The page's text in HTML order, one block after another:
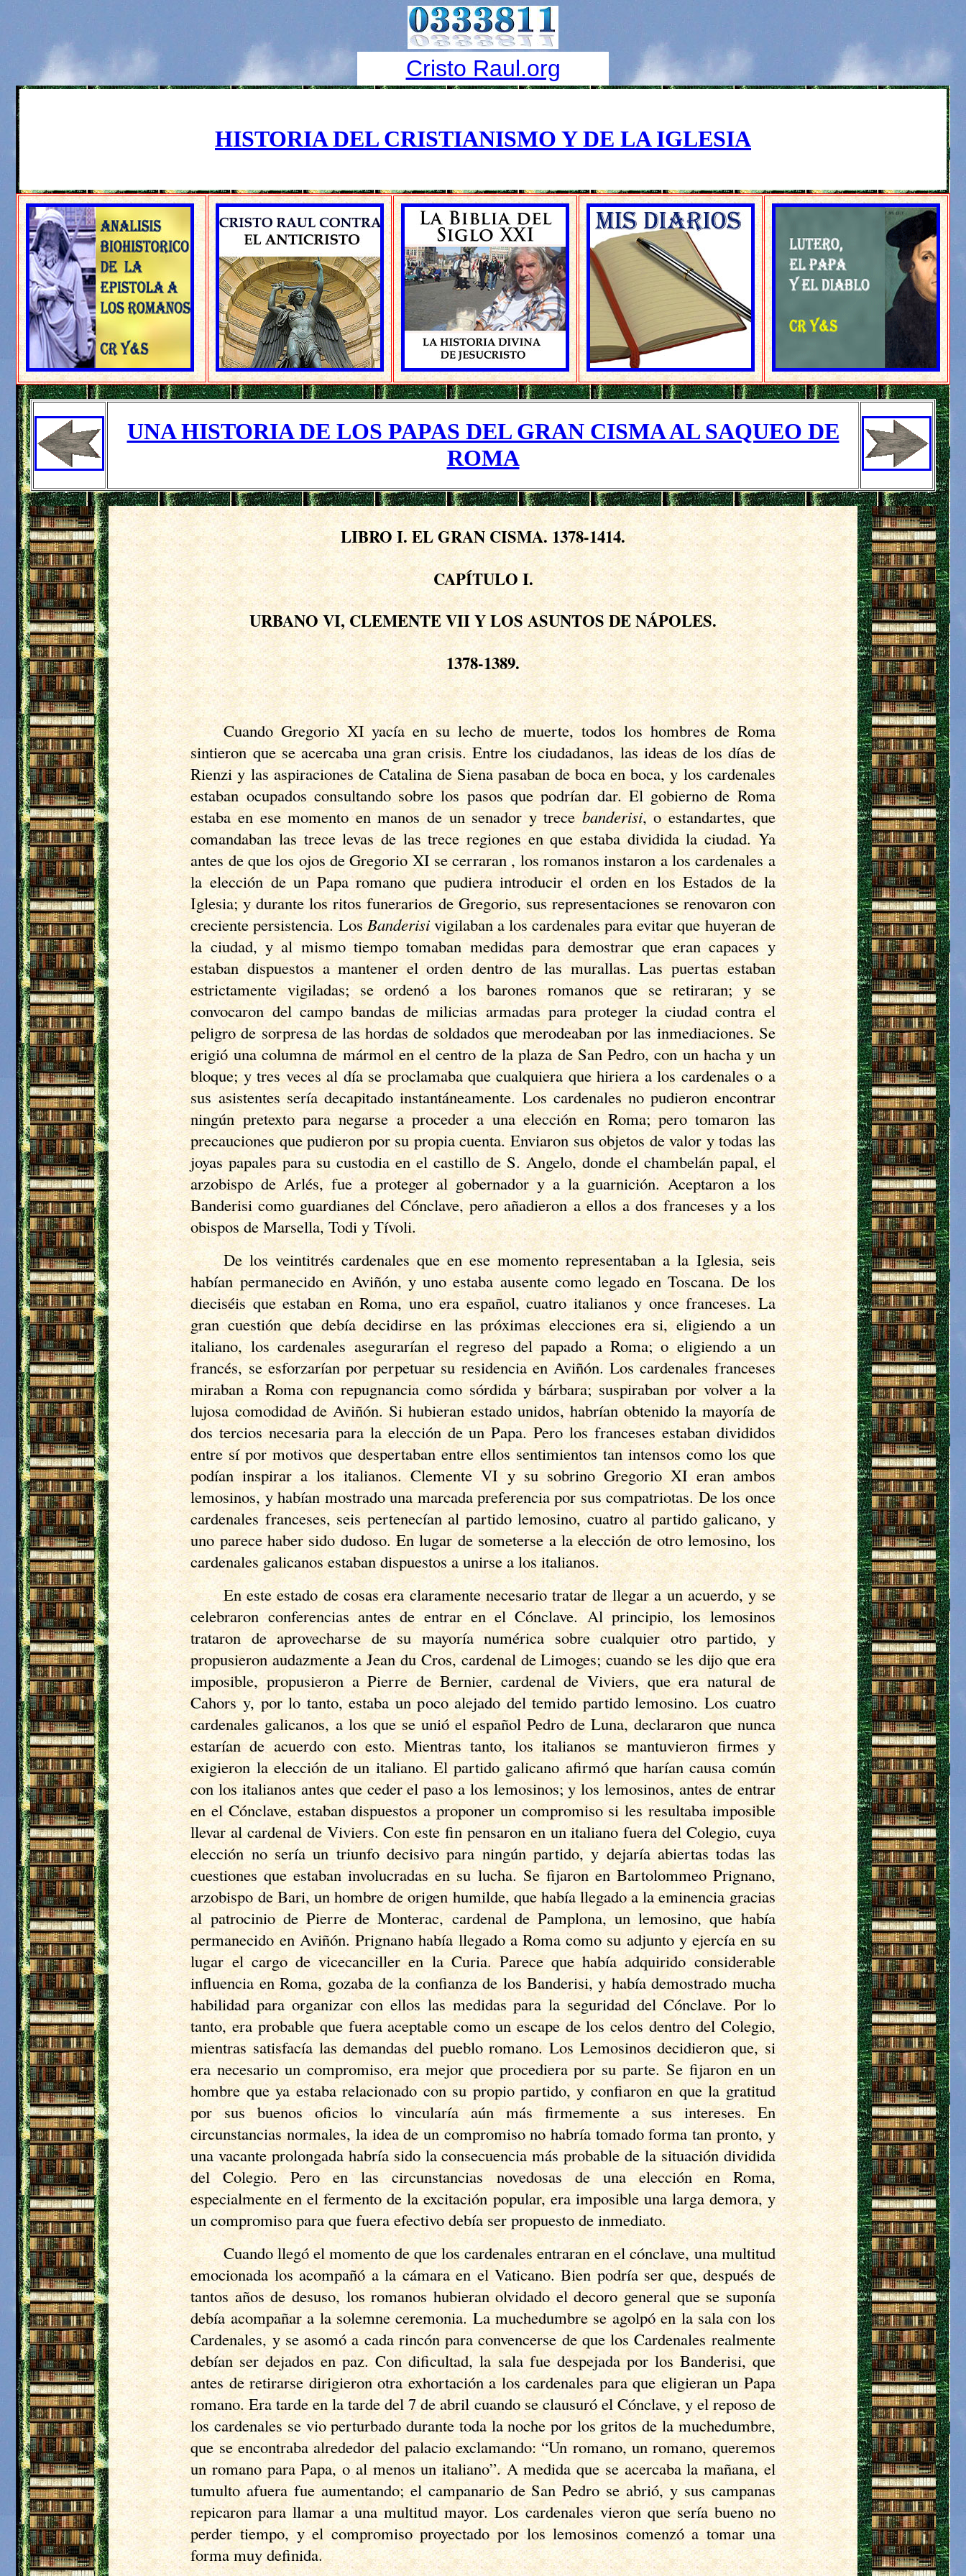
Cristo Raul.org
HISTORIA DEL CRISTIANISMO Y DE LA IGLESIA
UNA HISTORIA DE LOS PAPAS DEL GRAN CISMA AL SAQUEO DE
ROMA
LIBRO I.EL GRAN CISMA.1378-1414.
CAPÍTULO I.
URBANO VI, CLEMENTE VII Y LOS ASUNTOS DE NÁPOLES.
1378-1389.
Cuando Gregorio XI yacía en su lecho de muerte, todos los hombres de Roma
sintieron que se acercaba una gran crisis. Entre los ciudadanos, las ideas de los días de
Rienziy las aspiraciones de Catalina de Siena pasaban de boca en boca, y los cardenales
estaban ocupados consultando sobre los pasos que podrían dar. El gobierno de Roma
estaba en ese momento en manos de un senador y trecebanderisi, o estandartes, que
comandaban las trece levas de las trece regiones en que estaba dividida la ciudad. Ya
antes de que los ojos de Gregorio XI se cerraran , los romanos instaron a los cardenales a
la elección de un Papa romano que pudiera introducir el orden en los Estados de la
Iglesia; y durante los ritos funerarios de Gregorio, sus representaciones se renovaron con
creciente persistencia. LosBanderisivigilaban a los cardenales para evitar que huyeran de
la ciudad, y al mismo tiempo tomaban medidas para demostrar que eran capaces y
estaban dispuestos a mantener el orden dentro de las murallas. Las puertas estaban
estrictamente vigiladas; se ordenó a los barones romanos que se retiraran; y se
convocaron del campo bandas de milicias armadas para proteger la ciudad contra el
peligro de sorpresa de las hordas de soldados que merodeaban por las inmediaciones. Se
erigió una columna de mármol en el centro de la plaza de San Pedro, con un hacha y un
bloque; y tres veces al día se proclamaba que cualquiera que hiriera a los cardenales o a
sus asistentes sería decapitado instantáneamente. Los cardenales no pudieron encontrar
ningún pretexto para negarse a proceder a una elección en Roma; pero tomaron las
precauciones que pudieron por su propia cuenta. Enviaron sus objetos de valor y todas las
joyas papales para su custodia en el castillo de S. Angelo, donde el chambelán papal, el
arzobispo de Arlés, fue a proteger al gobernador y a la guarnición. Aceptaron a los
Banderisi como guardianes del Cónclave, pero añadieron a ellos a dos franceses y a los
obispos de Marsella, Todi y Tívoli.
De los veintitrés cardenales que en ese momento representaban a la Iglesia, seis
habían permanecido en Aviñón, y uno estaba ausente como legado en Toscana. De los
dieciséis que estaban en Roma, uno era español, cuatro italianos y once franceses. La
gran cuestión que debía decidirse en las próximas elecciones era si, eligiendo a un
italiano, los cardenales asegurarían el regreso del papado a Roma; o eligiendo a un
francés, se esforzarían por perpetuar su residencia en Aviñón. Los cardenales franceses
miraban a Roma con repugnancia como sórdida y bárbara; suspiraban por volver a la
lujosa comodidad de Aviñón. Si hubieran estado unidos, habrían obtenido la mayoría de
dos tercios necesaria para la elección de un Papa. Pero los franceses estaban divididos
entre sí por motivos que despertaban entre ellos sentimientos tan intensos como los que
podían inspirar a los italianos. Clemente VI y su sobrino Gregorio XI eran ambos
lemosinos, y habían mostrado una marcada preferencia por sus compatriotas. De los once
cardenales franceses, seis pertenecían al partidolemosino, cuatro al partido galicano, y
uno parece haber sido dudoso. En lugar de someterse a la elección de otro lemosino, los
cardenales galicanos estaban dispuestos a unirse a los italianos.
En este estado de cosas era claramente necesario tratar de llegar a un acuerdo, y se
celebraron conferencias antes de entrar en el Cónclave. Al principio, los lemosinos
trataron de aprovecharse de su mayoría numérica sobre cualquier otro partido, y
propusieron audazmente a Jean du Cros, cardenal de Limoges; cuando se les dijo que era
imposible, propusieron a Pierre de Bernier, cardenal deViviers, que era natural de
Cahorsy, por lo tanto, estaba un poco alejado del temido partido lemosino. Los cuatro
cardenales galicanos, a los que se unió el español Pedro de Luna, declararon que nunca
estarían de acuerdo con esto. Mientras tanto, los italianos se mantuvieron firmes y
exigieron la elección de un italiano. El partido galicano afirmó que harían causa común
con los italianos antes que ceder el paso a los lemosinos; y loslemosinos, antes de entrar
en el Cónclave, estaban dispuestos a proponer un compromiso si les resultaba imposible
llevar al cardenal deViviers. Con este fin pensaron en un italiano fuera del Colegio, cuya
elección no sería un triunfo decisivo para ningún partido, y dejaría abiertas todas las
cuestiones que estaban involucradas en su lucha. Se fijaron enBartolommeo Prignano,
arzobispo de Bari, un hombre de origen humilde, que había llegado a la eminencia gracias
al patrocinio de Pierre deMonterac, cardenal de Pamplona, unlemosino, que había
permanecido en Aviñón.Prignanohabía llegado a Roma como su adjunto y ejercía en su
lugar el cargo de vicecanciller en la Curia. Parece que había adquirido considerable
influencia en Roma, gozaba de la confianza de los Banderisi, y había demostrado mucha
habilidad para organizar con ellos las medidas para la seguridad del Cónclave. Por lo
tanto, era probable que fuera aceptable como un escape de los celos dentro del Colegio,
mientras satisfacía las demandas del pueblo romano. Los Lemosinos decidieron que, si
era necesario un compromiso, era mejor que procediera por su parte. Se fijaron en un
hombre que ya estaba relacionado con su propio partido, y confiaron en que la gratitud
por sus buenos oficios lo vincularía aún más firmemente a sus intereses. En
circunstancias normales, la idea de un compromiso no habría tomado forma tan pronto, y
una vacante prolongada habría sido la consecuencia más probable de la situación dividida
del Colegio. Pero en las circunstancias novedosas de una elección en Roma,
especialmente en el fermento de la excitación popular, era imposible una larga demora, y
un compromiso para que fuera efectivo debía ser propuesto de inmediato.
Cuando llegó el momento de que los cardenales entraran en el cónclave, una multitud
emocionada los acompañó a la cámara en el Vaticano. Bien podría ser que, después de
tantos años de desuso, los romanos hubieran olvidado el decoro general que se suponía
debía acompañar a la solemne ceremonia. La muchedumbre se agolpó en la sala con los
Cardenales, y se asomó a cada rincón para convencerse de que los Cardenales realmente
debían ser dejados en paz. Con dificultad, la sala fue despejada por los Banderisi, que
antes de retirarse dirigieron otra exhortación a los cardenales para que eligieran un Papa
romano. Era tarde en la tarde del 7 de abril cuando se clausuró el Cónclave, y el reposo de
los cardenales se vio perturbado durante toda la noche por los gritos de la muchedumbre,
que se encontraba alrededor del palacio exclamando: “Un romano, un romano, queremos
un romano para Papa, o al menos un italiano”. A medida que se acercaba la mañana, el
tumulto afuera fue aumentando; el campanario de San Pedro se abrió, y sus campanas
repicaron para llamar a una multitud mayor. Los cardenales vieron que sería bueno no
perder tiempo, y el compromiso proyectado por los lemosinos comenzó a tomar una
forma muy definida.